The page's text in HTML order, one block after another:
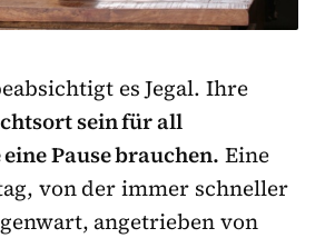
es Jegal. Ihre
sein für all
Pause brauchen. Eine
von der immer schneller
angetrieben von